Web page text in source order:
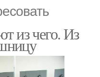
из чего. Из